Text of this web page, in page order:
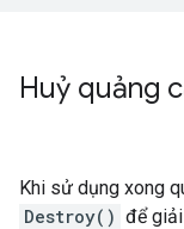
Huỷ quảng
Khi sử dụng xong
Destroy() để